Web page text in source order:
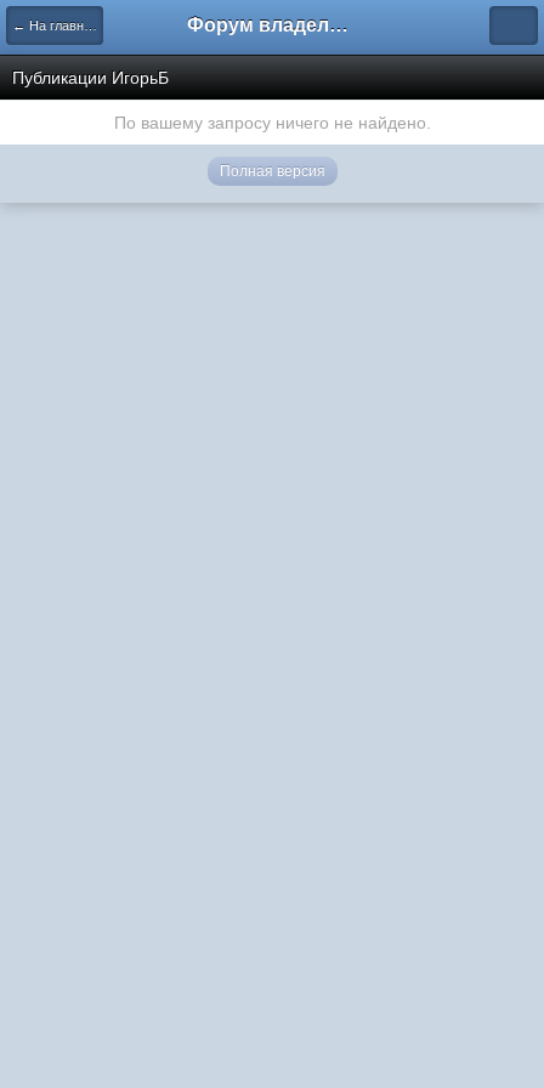
← На главную Форум владельцев интернет-магазинов
Публикации ИгорьБ
По вашему запросу ничего не найдено.
Полная версия